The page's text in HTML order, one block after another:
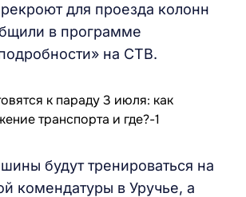
для проезда колонн
в программе
на СТВ.
будут тренироваться на
комендатуры в Уручье, а